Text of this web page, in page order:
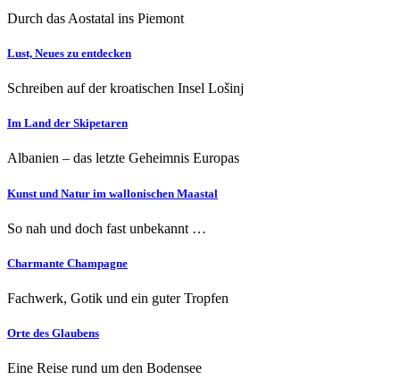
Durch das Aostatal ins Piemont
Lust, Neues zu entdecken
Schreiben auf der kroatischen Insel Lošinj
Im Land der Skipetaren
Albanien – das letzte Geheimnis Europas
Kunst und Natur im wallonischen Maastal
So nah und doch fast unbekannt …
Charmante Champagne
Fachwerk, Gotik und ein guter Tropfen
Orte des Glaubens
Eine Reise rund um den Bodensee